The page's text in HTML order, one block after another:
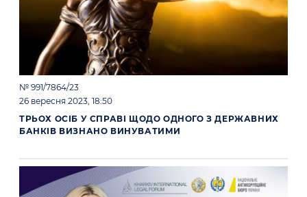
№ 991/7864/23
26 вересня 2023, 18:50
ТРЬОХ ОСІБ У СПРАВІ ЩОДО ОДНОГО З ДЕРЖАВНИХ
БАНКІВ ВИЗНАНО ВИНУВАТИМИ